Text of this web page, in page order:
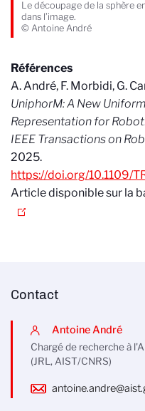
Le découpage de la sphère
dans l’image.
© Antoine André
Références
A. André, F. Morbidi, G.
UniphorM: A New
Representation for
IEEE Transactions on
2025.
https://doi.org/10.1109/
Article disponible sur la
Contact
Antoine André
Chargé de recherche à
(JRL, AIST/CNRS)